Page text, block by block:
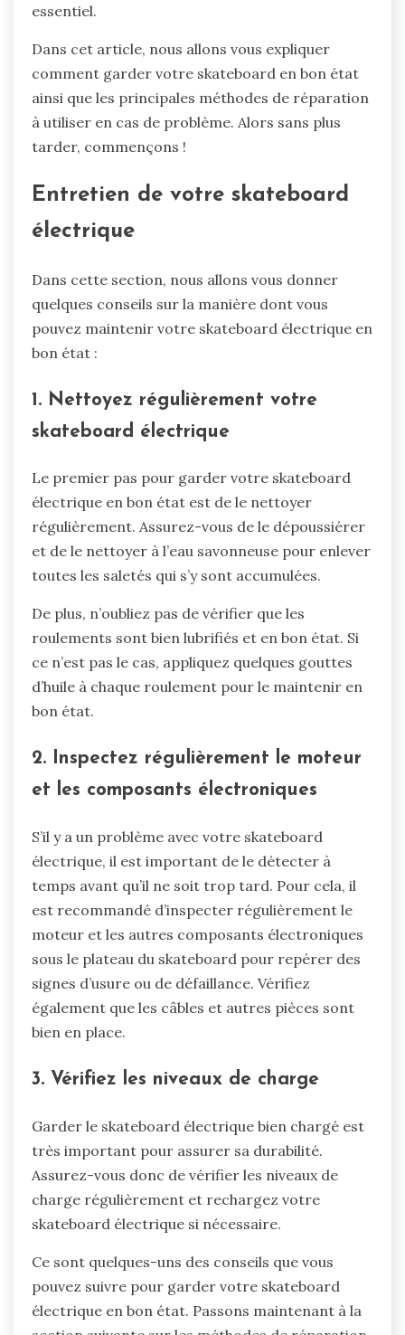
essentiel.
Dans cet article, nous allons vous expliquer
comment garder votre skateboard en bon état
ainsi que les principales méthodes de réparation
à utiliser en cas de problème. Alors sans plus
tarder, commençons !
Entretien de votre skateboard
électrique
Dans cette section, nous allons vous donner
quelques conseils sur la manière dont vous
pouvez maintenir votre skateboard électrique en
bon état :
1. Nettoyez régulièrement votre
skateboard électrique
Le premier pas pour garder votre skateboard
électrique en bon état est de le nettoyer
régulièrement. Assurez-vous de le dépoussiérer
et de le nettoyer à l’eau savonneuse pour enlever
toutes les saletés qui s’y sont accumulées.
De plus, n’oubliez pas de vérifier que les
roulements sont bien lubrifiés et en bon état. Si
ce n’est pas le cas, appliquez quelques gouttes
d’huile à chaque roulement pour le maintenir en
bon état.
2. Inspectez régulièrement le moteur
et les composants électroniques
S’il y a un problème avec votre skateboard
électrique, il est important de le détecter à
temps avant qu’il ne soit trop tard. Pour cela, il
est recommandé d’inspecter régulièrement le
moteur et les autres composants électroniques
sous le plateau du skateboard pour repérer des
signes d’usure ou de défaillance. Vérifiez
également que les câbles et autres pièces sont
bien en place.
3. Vérifiez les niveaux de charge
Garder le skateboard électrique bien chargé est
très important pour assurer sa durabilité.
Assurez-vous donc de vérifier les niveaux de
charge régulièrement et rechargez votre
skateboard électrique si nécessaire.
Ce sont quelques-uns des conseils que vous
pouvez suivre pour garder votre skateboard
électrique en bon état. Passons maintenant à la